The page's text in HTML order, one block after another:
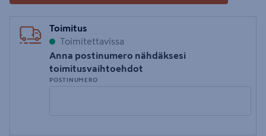
Toimitus
Toimitettavissa
Anna postinumero nähdäksesi
toimitusvaihtoehdot
POSTINUMERO